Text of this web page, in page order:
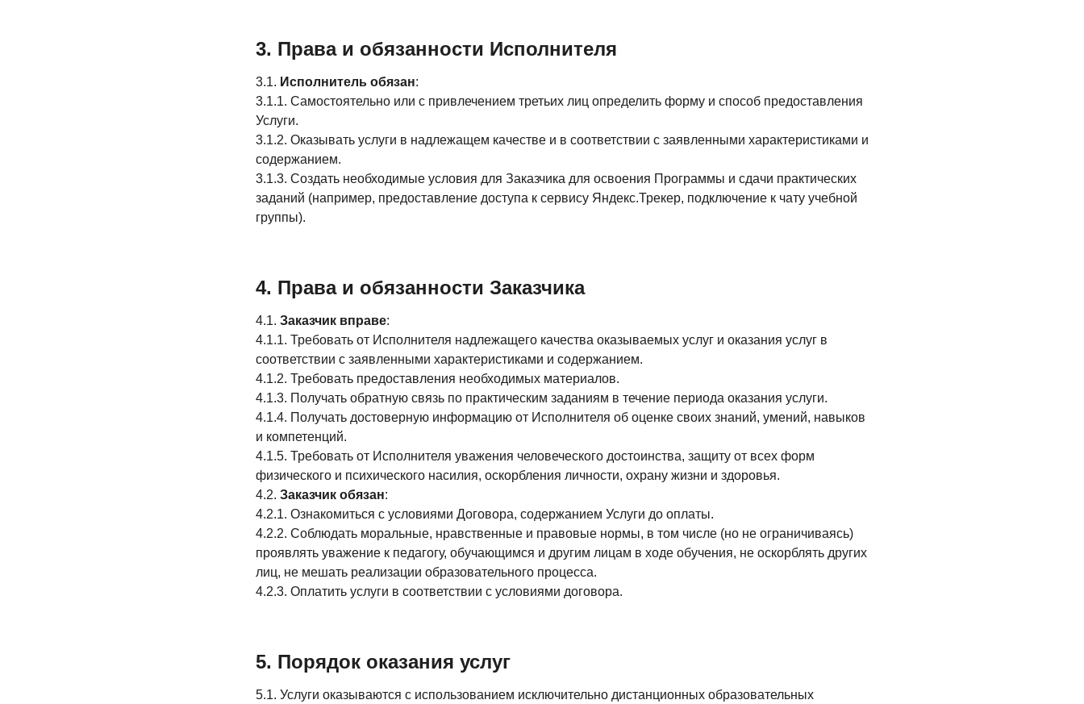
3. Права и обязанности Исполнителя
3.1. Исполнитель обязан:
3.1.1. Самостоятельно или с привлечением третьих лиц определить форму и способ предоставления
Услуги.
3.1.2. Оказывать услуги в надлежащем качестве и в соответствии с заявленными характеристиками и
содержанием.
3.1.3. Создать необходимые условия для Заказчика для освоения Программы и сдачи практических
заданий (например, предоставление доступа к сервису Яндекс.Трекер, подключение к чату учебной
группы).
4. Права и обязанности Заказчика
4.1. Заказчик вправе:
4.1.1. Требовать от Исполнителя надлежащего качества оказываемых услуг и оказания услуг в
соответствии с заявленными характеристиками и содержанием.
4.1.2. Требовать предоставления необходимых материалов.
4.1.3. Получать обратную связь по практическим заданиям в течение периода оказания услуги.
4.1.4. Получать достоверную информацию от Исполнителя об оценке своих знаний, умений, навыков
и компетенций.
4.1.5. Требовать от Исполнителя уважения человеческого достоинства, защиту от всех форм
физического и психического насилия, оскорбления личности, охрану жизни и здоровья.
4.2. Заказчик обязан:
4.2.1. Ознакомиться с условиями Договора, содержанием Услуги до оплаты.
4.2.2. Соблюдать моральные, нравственные и правовые нормы, в том числе (но не ограничиваясь)
проявлять уважение к педагогу, обучающимся и другим лицам в ходе обучения, не оскорблять других
лиц, не мешать реализации образовательного процесса.
4.2.3. Оплатить услуги в соответствии с условиями договора.
5. Порядок оказания услуг
5.1. Услуги оказываются с использованием исключительно дистанционных образовательных